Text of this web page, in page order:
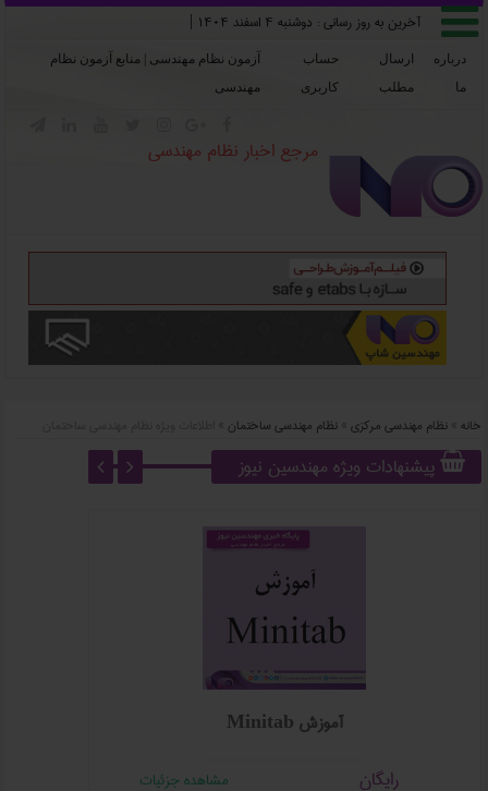
 آخرین به روز رسانی : دوشنبه ۴ اسفند ۱۴۰۴ |
درباره
ما
ارسال
مطلب
حساب
کاربری
آزمون نظام مهندسی | منابع آزمون نظام
مهندسی
مرجع اخبار نظام مهندسی
خانه »نظام مهندسی مرکزی »نظام مهندسی ساختمان
پیشنهادات ویژه مهندسین نیوز
رایگان
مشاهده جزئیات